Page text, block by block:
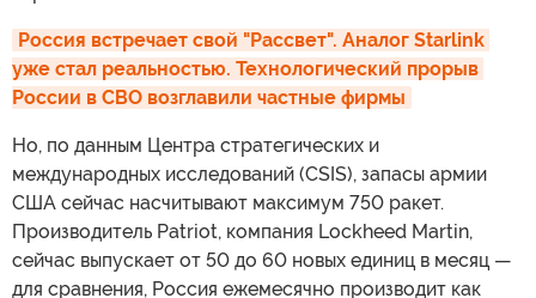
Россия встречает свой "Рассвет". Аналог Starlink
уже стал реальностью. Технологический прорыв
России в СВО возглавили частные фирмы
Но, по данным Центра стратегических и
международных исследований (CSIS), запасы армии
США сейчас насчитывают максимум 750 ракет.
Производитель Patriot, компания Lockheed Martin,
сейчас выпускает от 50 до 60 новых единиц в месяц —
для сравнения, Россия ежемесячно производит как